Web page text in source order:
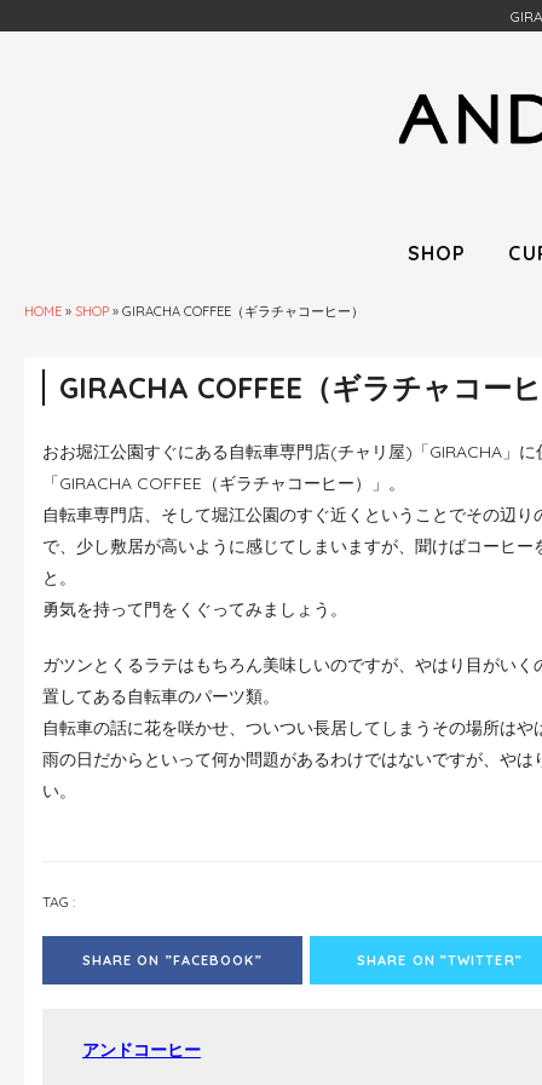
SHOP
HOME » SHOP » GIRACHA COFFEE（ギラチャコーヒー）
GIRACHA COFFEE（ギラチャコー
おお堀江公園すぐにある自転車専門店(チャリ屋)「GIRACHA」
「GIRACHA COFFEE（ギラチャコーヒー）」。
自転車専門店、そして堀江公園のすぐ近くということでその辺
で、少し敷居が高いように感じてしまいますが、聞けばコーヒ
と。
勇気を持って門をくぐってみましょう。
ガツンとくるラテはもちろん美味しいのですが、やはり目がい
置してある自転車のパーツ類。
自転車の話に花を咲かせ、ついつい長居してしまうその場所は
雨の日だからといって何か問題があるわけではないですが、や
い。
TAG :
SHARE ON ”FACEBOOK” SHARE ON ”TWITTER”
アンドコーヒー